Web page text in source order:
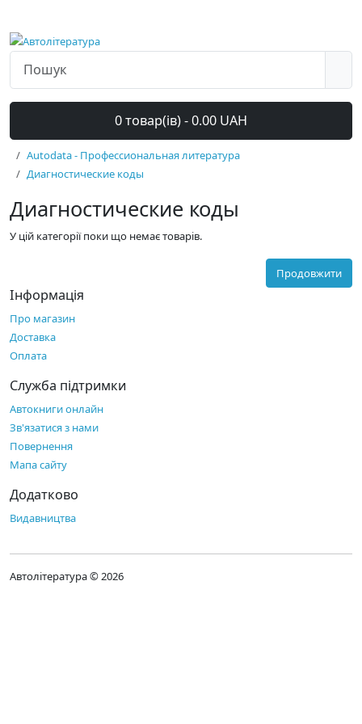
0 товар(ів) - 0.00 UAH
Autodata - Профессиональная литература
Диагностические коды
Диагностические коды
У цій категорії поки що немає товарів.
Продовжити
Інформація
Про магазин
Доставка
Оплата
Служба підтримки
Автокниги онлайн
Зв'язатися з нами
Повернення
Мапа сайту
Додатково
Видавництва
Автолітература © 2026